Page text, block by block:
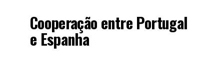
Cooperação entre Portugal
e Espanha